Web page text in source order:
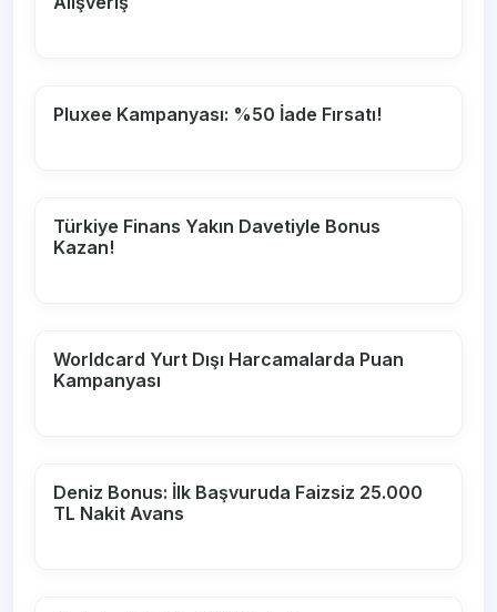
Pluxee Kampanyası: %50 İade Fırsatı!
Türkiye Finans Yakın Davetiyle Bonus
Kazan!
Worldcard Yurt Dışı Harcamalarda Puan
Kampanyası
Deniz Bonus: İlk Başvuruda Faizsiz 25.000
TL Nakit Avans